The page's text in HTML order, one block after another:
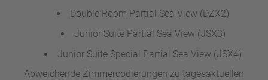
Double Room Partial Sea View (DZX2)
Junior Suite Partial Sea View (JSX3)
Junior Suite Special Partial Sea View (JSX4)
Abweichende Zimmercodierungen zu tagesaktuellen